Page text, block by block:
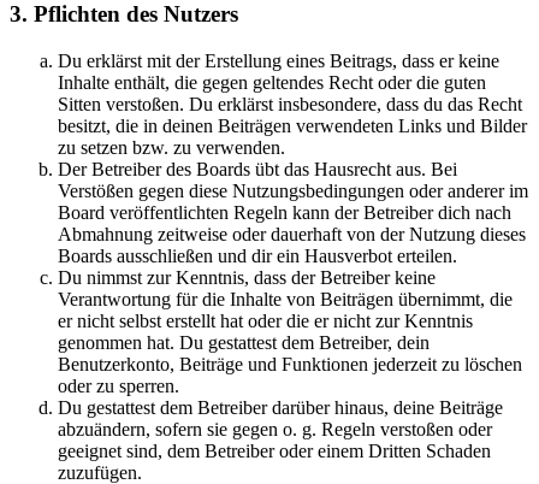
3. Pflichten des Nutzers
Du erklärst mit der Erstellung eines Beitrags, dass er keine
Inhalte enthält, die gegen geltendes Recht oder die guten
Sitten verstoßen. Du erklärst insbesondere, dass du das Recht
besitzt, die in deinen Beiträgen verwendeten Links und Bilder
zu setzen bzw. zu verwenden.
Der Betreiber des Boards übt das Hausrecht aus. Bei
Verstößen gegen diese Nutzungsbedingungen oder anderer im
Board veröffentlichten Regeln kann der Betreiber dich nach
Abmahnung zeitweise oder dauerhaft von der Nutzung dieses
Boards ausschließen und dir ein Hausverbot erteilen.
Du nimmst zur Kenntnis, dass der Betreiber keine
Verantwortung für die Inhalte von Beiträgen übernimmt, die
er nicht selbst erstellt hat oder die er nicht zur Kenntnis
genommen hat. Du gestattest dem Betreiber, dein
Benutzerkonto, Beiträge und Funktionen jederzeit zu löschen
oder zu sperren.
Du gestattest dem Betreiber darüber hinaus, deine Beiträge
abzuändern, sofern sie gegen o. g. Regeln verstoßen oder
geeignet sind, dem Betreiber oder einem Dritten Schaden
zuzufügen.